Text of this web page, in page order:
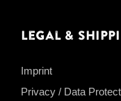
Legal &
Imprint
Privacy / Data